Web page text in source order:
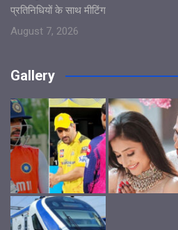
प्रतिनिधियों के साथ मीटिंग
August 7, 2026
Gallery